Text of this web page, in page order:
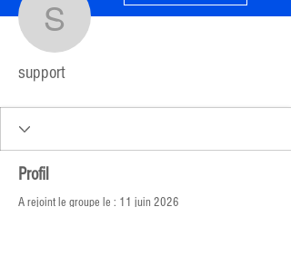
support
support
Profil
A rejoint le groupe le : 11 juin 2026